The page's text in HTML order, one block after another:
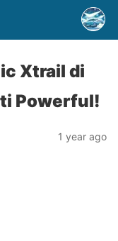
Xtrail di
Powerful!
1 year ago